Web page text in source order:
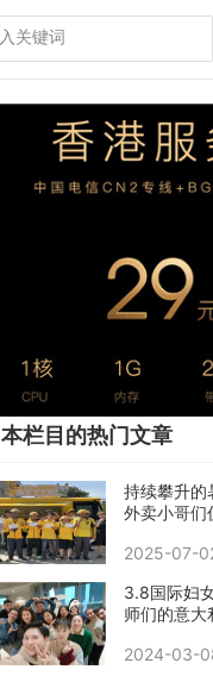
本栏目的热门文章
持续攀升的
外卖小哥们
2025-07-
3.8国际妇女节 Lavazza
师们的意大
2024-03-